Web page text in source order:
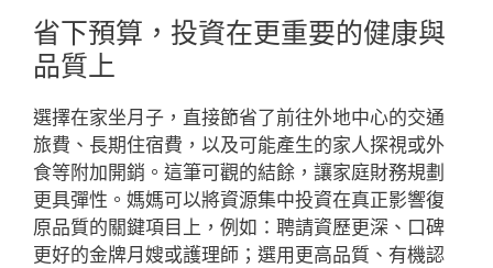
省下預算，投資在更重要的健康與
品質上
選擇在家坐月子，直接節省了前往外地中心的交通
旅費、長期住宿費，以及可能產生的家人探視或外
食等附加開銷。這筆可觀的結餘，讓家庭財務規劃
更具彈性。媽媽可以將資源集中投資在真正影響復
原品質的關鍵項目上，例如：聘請資歷更深、口碑
更好的金牌月嫂或護理師；選用更高品質、有機認